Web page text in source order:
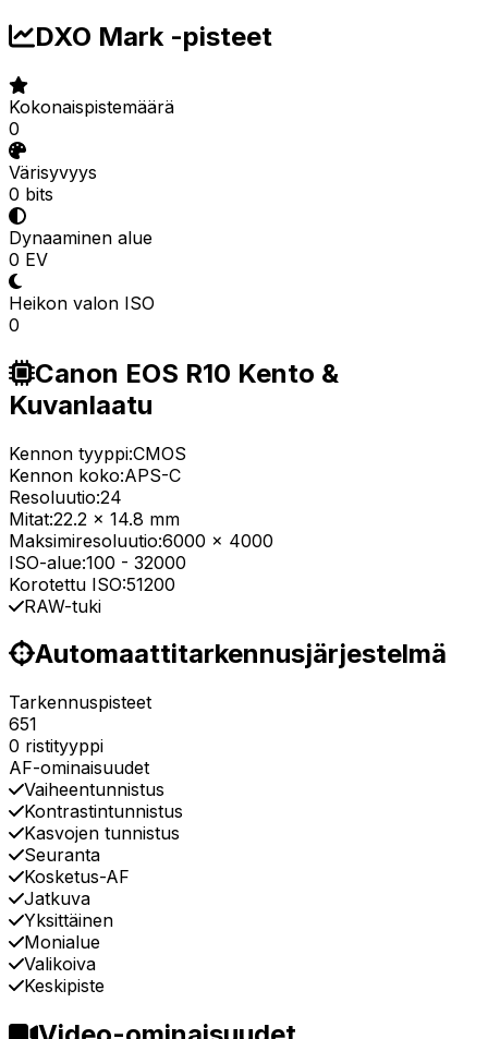
DXO Mark -pisteet
Kokonaispistemäärä
0
Värisyvyys
0 bits
Dynaaminen alue
0 EV
Heikon valon ISO
0
Canon EOS R10 Kento &
Kuvanlaatu
Kennon tyyppi:CMOS
Kennon koko:APS-C
Resoluutio:24
Mitat:22.2 x 14.8 mm
Maksimiresoluutio:6000 x 4000
ISO-alue:100 - 32000
Korotettu ISO:51200
RAW-tuki
Automaattitarkennusjärjestelmä
Tarkennuspisteet
651
0 ristityyppi
AF-ominaisuudet
Vaiheentunnistus
Kontrastintunnistus
Kasvojen tunnistus
Seuranta
Kosketus-AF
Jatkuva
Yksittäinen
Monialue
Valikoiva
Keskipiste